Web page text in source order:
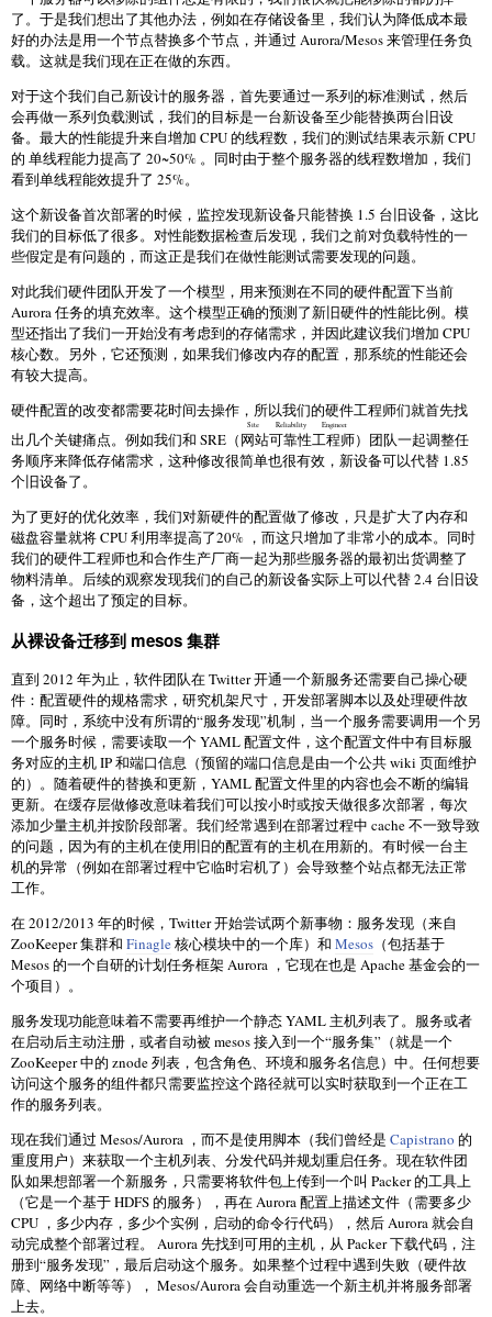
了。于是我们想出了其他办法，例如在存储设备里，我们认为降低成本最
好的办法是用一个节点替换多个节点，并通过 Aurora/Mesos 来管理任务负
载。这就是我们现在正在做的东西。
对于这个我们自己新设计的服务器，首先要通过一系列的标准测试，然后
会再做一系列负载测试，我们的目标是一台新设备至少能替换两台旧设
备。最大的性能提升来自增加 CPU 的线程数，我们的测试结果表示新 CPU
的 单线程能力提高了 20~50% 。同时由于整个服务器的线程数增加，我们
看到单线程能效提升了 25%。
这个新设备首次部署的时候，监控发现新设备只能替换 1.5 台旧设备，这比
我们的目标低了很多。对性能数据检查后发现，我们之前对负载特性的一
些假定是有问题的，而这正是我们在做性能测试需要发现的问题。
对此我们硬件团队开发了一个模型，用来预测在不同的硬件配置下当前
Aurora 任务的填充效率。这个模型正确的预测了新旧硬件的性能比例。模
型还指出了我们一开始没有考虑到的存储需求，并因此建议我们增加 CPU
核心数。另外，它还预测，如果我们修改内存的配置，那系统的性能还会
有较大提高。
硬件配置的改变都需要花时间去操作，所以我们的硬件工程师们就首先找
出几个关键痛点。例如我们和 SRE（网站可靠性工程师
Site Reliability Engineer
）团队一起调整任
务顺序来降低存储需求，这种修改很简单也很有效，新设备可以代替 1.85
个旧设备了。
为了更好的优化效率，我们对新硬件的配置做了修改，只是扩大了内存和
磁盘容量就将 CPU 利用率提高了20% ，而这只增加了非常小的成本。同时
我们的硬件工程师也和合作生产厂商一起为那些服务器的最初出货调整了
物料清单。后续的观察发现我们的自己的新设备实际上可以代替 2.4 台旧设
备，这个超出了预定的目标。
从裸设备迁移到 mesos 集群
直到 2012 年为止，软件团队在 Twitter 开通一个新服务还需要自己操心硬
件：配置硬件的规格需求，研究机架尺寸，开发部署脚本以及处理硬件故
障。同时，系统中没有所谓的“服务发现”机制，当一个服务需要调用一个另
一个服务时候，需要读取一个 YAML 配置文件，这个配置文件中有目标服
务对应的主机 IP 和端口信息（预留的端口信息是由一个公共 wiki 页面维护
的）。随着硬件的替换和更新，YAML 配置文件里的内容也会不断的编辑
更新。在缓存层做修改意味着我们可以按小时或按天做很多次部署，每次
添加少量主机并按阶段部署。我们经常遇到在部署过程中 cache 不一致导致
的问题，因为有的主机在使用旧的配置有的主机在用新的。有时候一台主
机的异常（例如在部署过程中它临时宕机了）会导致整个站点都无法正常
工作。
在 2012/2013 年的时候，Twitter 开始尝试两个新事物：服务发现（来自
ZooKeeper 集群和 Finagle核心模块中的一个库）和 Mesos （包括基于
Mesos 的一个自研的计划任务框架 Aurora ，它现在也是 Apache 基金会的一
个项目）。
服务发现功能意味着不需要再维护一个静态 YAML 主机列表了。服务或者
在启动后主动注册，或者自动被 mesos 接入到一个“服务集”（就是一个
ZooKeeper 中的 znode 列表，包含角色、环境和服务名信息）中。任何想要
访问这个服务的组件都只需要监控这个路径就可以实时获取到一个正在工
作的服务列表。
现在我们通过 Mesos/Aurora ，而不是使用脚本（我们曾经是 Capistrano 的
重度用户）来获取一个主机列表、分发代码并规划重启任务。现在软件团
队如果想部署一个新服务，只需要将软件包上传到一个叫 Packer 的工具上
（它是一个基于 HDFS 的服务），再在 Aurora 配置上描述文件（需要多少
CPU ，多少内存，多少个实例，启动的命令行代码），然后 Aurora 就会自
动完成整个部署过程。 Aurora 先找到可用的主机，从 Packer 下载代码，注
册到“服务发现”，最后启动这个服务。如果整个过程中遇到失败（硬件故
障、网络中断等等）， Mesos/Aurora 会自动重选一个新主机并将服务部署
上去。